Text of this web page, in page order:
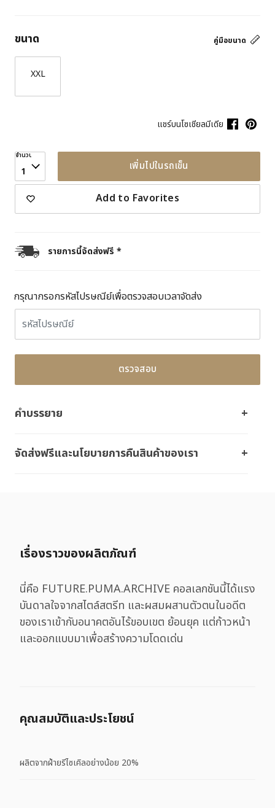
คู่มือขนาด
ขนาด
XXL
แชร์บนโซเชียลมีเดีย
จำนวน
1 เพิ่มไปในรถเข็น
Add to Favorites
รายการนี้จัดส่งฟรี *
กรุณากรอกรหัสไปรษณีย์เพื่อตรวจสอบเวลาจัดส่ง
ตรวจสอบ
คำบรรยาย
จัดส่งฟรีและนโยบายการคืนสินค้าของเรา
เรื่องราวของผลิตภัณฑ์
นี่คือ FUTURE.PUMA.ARCHIVE คอลเลกชันนี้ได้แรง
บันดาลใจจากสไตล์สตรีท และผสมผสานตัวตนในอดีต
ของเราเข้ากับอนาคตอันไร้ขอบเขต ย้อนยุค แต่ก้าวหน้า
และออกแบบมาเพื่อสร้างความโดดเด่น
คุณสมบัติและประโยชน์
ผลิตจากฝ้ายรีไซเคิลอย่างน้อย 20%